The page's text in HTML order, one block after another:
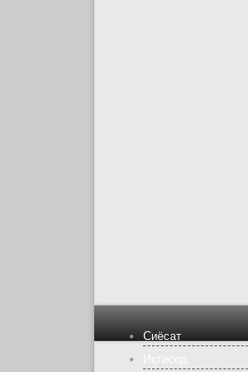
Сиёсат